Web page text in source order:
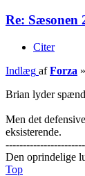
Re: Sæsonen
Citer
Indlæg afForza »
Brian lyder
Men det
eksisterende.
Den oprindelige
Top